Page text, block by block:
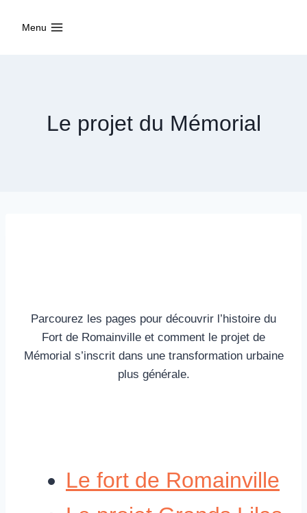
Menu
Le projet du Mémorial
Parcourez les pages pour découvrir l’histoire du
Fort de Romainville et comment le projet de
Mémorial s’inscrit dans une transformation urbaine
plus générale.
Le fort de Romainville